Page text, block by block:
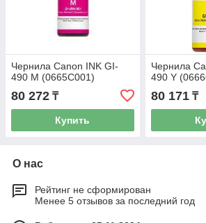
Чернила Canon INK GI-
490 M (0665C001)
80 272 ₸
Купить
Чернила
490 Y
80 171₸
О нас
Рейтинг не сформирован
Менее 5 отзывов за последний год